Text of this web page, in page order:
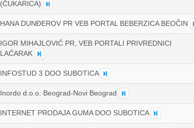
(ČUKARICA)
HANA DUNĐEROV PR VEB PORTAL BEBERZICA BEOČIN
IGOR MIHAJLOVIĆ PR, VEB PORTALI PRIVREDNICI
LAĆARAK
INFOSTUD 3 DOO SUBOTICA
Inordo d.o.o. Beograd-Novi Beograd
INTERNET PRODAJA GUMA DOO SUBOTICA